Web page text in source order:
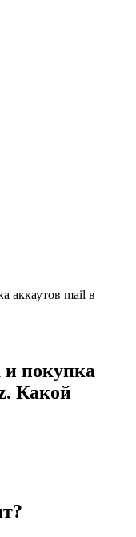
аккаутов mail в
покупка
Какой